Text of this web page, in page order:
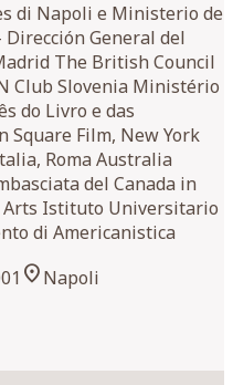
di Napoli e Ministerio de
General del
The British Council
Club Slovenia Ministério
do Livro e das
Square Film, New York
Roma Australia
del Canada in
Arts Istituto Universitario
di Americanistica
location_onNapoli